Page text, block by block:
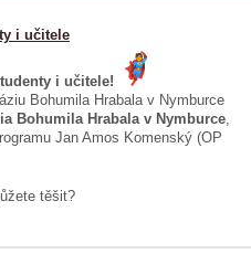
i učitele
i učitele!
Bohumila Hrabala v Nymburce
Bohumila Hrabala v Nymburce
Jan Amos Komenský (OP
těšit?